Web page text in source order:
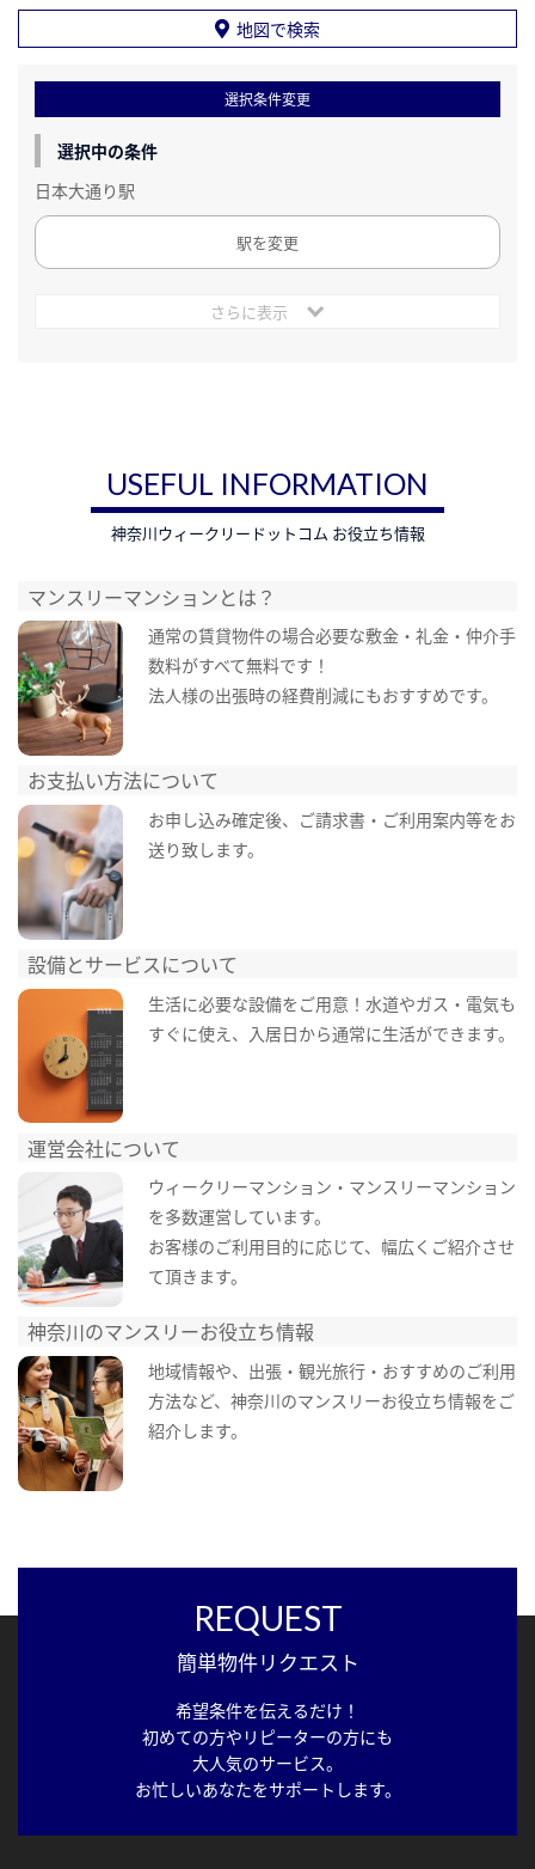
地図で検索
選択条件変更
選択中の条件
日本大通り駅
駅を変更
さらに表示
USEFUL INFORMATION
神奈川ウィークリードットコム お役立ち情報
マンスリーマンションとは？
通常の賃貸物件の場合必要な敷金・礼金・仲介手
数料がすべて無料です！
法人様の出張時の経費削減にもおすすめです。
お支払い方法について
お申し込み確定後、ご請求書・ご利用案内等をお
送り致します。
設備とサービスについて
生活に必要な設備をご用意！水道やガス・電気も
すぐに使え、入居日から通常に生活ができます。
運営会社について
ウィークリーマンション・マンスリーマンション
を多数運営しています。
お客様のご利用目的に応じて、幅広くご紹介させ
て頂きます。
神奈川のマンスリーお役立ち情報
地域情報や、出張・観光旅行・おすすめのご利用
方法など、神奈川のマンスリーお役立ち情報をご
紹介します。
REQUEST
簡単物件リクエスト
希望条件を伝えるだけ！
初めての方やリピーターの方にも
大人気のサービス。
お忙しいあなたをサポートします。